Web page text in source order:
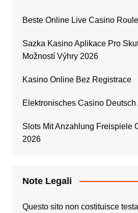
Beste Online Live Casino
Sazka Kasino Aplikace Pro
Možností Výhry 2026
Kasino Online Bez Registrace
Elektronisches Casino Deutsch
Slots Mit Anzahlung Freispiele
2026
Note Legali
Questo sito non costituisce